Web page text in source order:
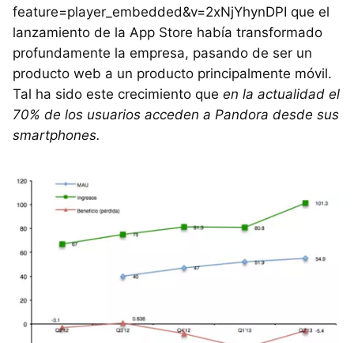
feature=player_embedded&v=2xNjYhynDPI que el
lanzamiento de la App Store había transformado
profundamente la empresa, pasando de ser un
producto web a un producto principalmente móvil.
Tal ha sido este crecimiento que en la actualidad el
70% de los usuarios acceden a Pandora desde sus
smartphones.